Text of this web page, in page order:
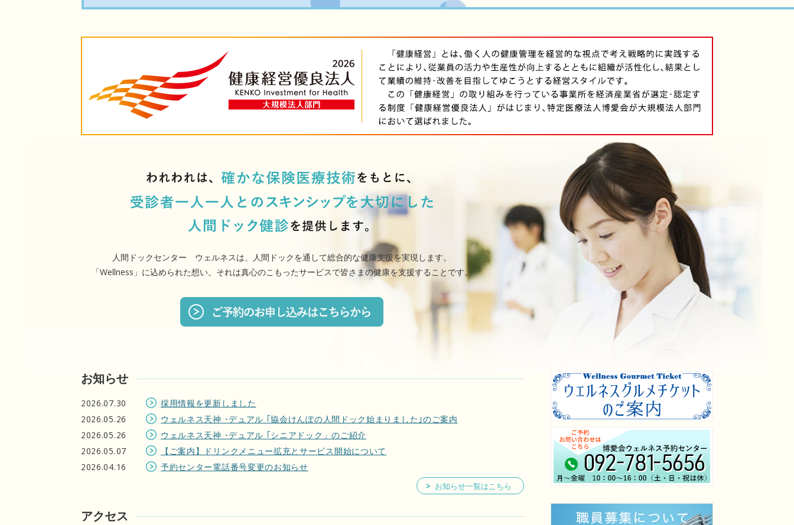
人間ドックセンター ウェルネスは、人間ドックを通して総合的な健康支援を実現します。
「Wellness」に込められた想い。それは真心のこもったサービスで皆さまの健康を支援することです。
お知らせ
2026.07.30
採用情報を更新しました
2026.05.26
ウェルネス天神 ･デュアル ｢協会けんぽの人間ドック始まりました｣のご案内
2026.05.26
ウェルネス天神 ･デュアル ｢シニアドック」のご紹介
2026.05.07
【ご案内】ドリンクメニュー拡充とサービス開始について
2026.04.16
予約センター電話番号変更のお知らせ
お知らせ一覧はこちら
アクセス